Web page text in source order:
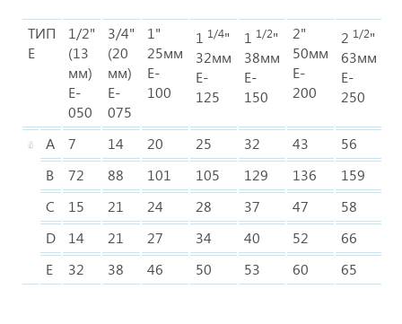
ТИП
E
1/2"
(13
мм)
E-
050
3/4"
(20
мм)
E-
075
1"
25мм
E-
100
1 1/4"
32мм
E-
125
1 1/2"
38мм
E-
150
2"
50мм
E-
200
2 1/2"
63мм
E-
250
A 7 14 20 25 32 43 56
B
72 88 101 105 129 136 159
C
15 21 24 28 37 47 58
D
14 21 27 34 40 52 66
E
32 38 46 50 53 60 65